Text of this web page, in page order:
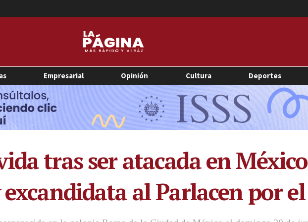
Empresarial Opinión Cultura Deportes
tras ser atacada en
al Parlacen por